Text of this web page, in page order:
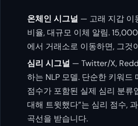
온체인 시그널 — 고래 지갑 이
비율, 대규모 이체 알림.
에서 거래소로 이동하면, 그것
심리 시그널 — Twitter/X,
하는 NLP 모델. 단순한 키워드
점수가 포함된 실제 심리 분류
대해 트윗했다”는 심리 점수,
곡선을 받습니다.